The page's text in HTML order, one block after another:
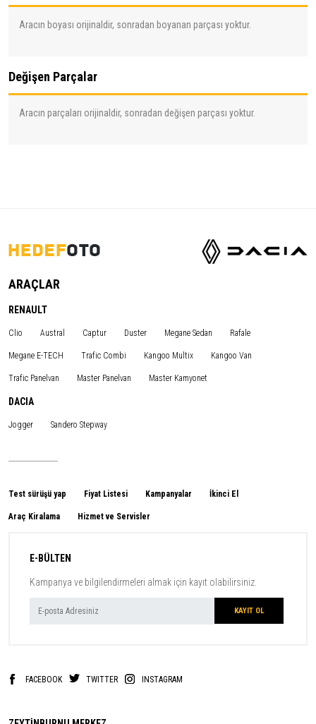
Aracın boyası orijinaldir, sonradan boyanan parçası yoktur.
Değişen Parçalar
Aracın parçaları orijinaldir, sonradan değişen parçası yoktur.
ARAÇLAR
RENAULT
Clio Austral Captur Duster Megane Sedan Rafale
Megane E-TECH Trafic Combi Kangoo Multix Kangoo Van
Trafic Panelvan Master Panelvan Master Kamyonet
DACIA
Jogger Sandero Stepway
Test sürüşü yap Fiyat Listesi Kampanyalar İkinci El
Araç Kiralama Hizmet ve Servisler
E-BÜLTEN
Kampanya ve bilgilendirmeleri almak için kayıt olabilirsiniz.
FACEBOOK TWITTER INSTAGRAM